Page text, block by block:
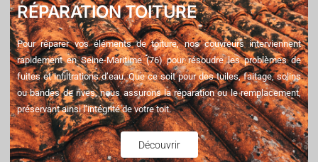
RÉPARATION TOITURE
Pour réparer vos éléments de toiture, nos couvreurs interviennent
rapidement en Seine-Maritime (76) pour résoudre les problèmes de
fuites et infiltrations d’eau. Que ce soit pour des tuiles, faitage, solins
ou bandes de rives, nous assurons la réparation ou le remplacement,
préservant ainsi l’intégrité de votre toit.
Découvrir